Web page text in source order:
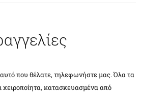
που θέλατε, τηλεφωνήστε μας. Όλα τα
χειροποίητα, κατασκευασμένα από